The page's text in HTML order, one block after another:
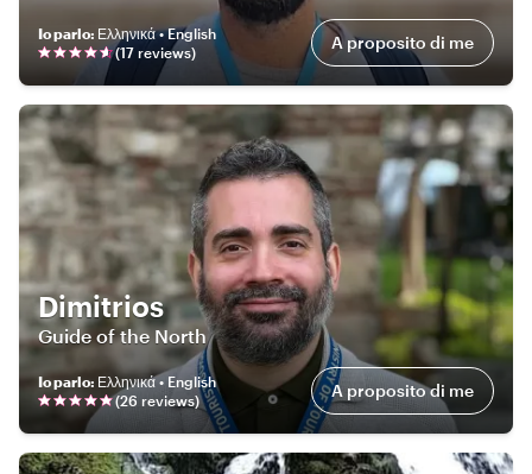
Io parlo: Ελληνικά • English
(17 reviews) A proposito di me
Dimitrios
Guide of the North
Io parlo: Ελληνικά • English
(26 reviews) A proposito di me